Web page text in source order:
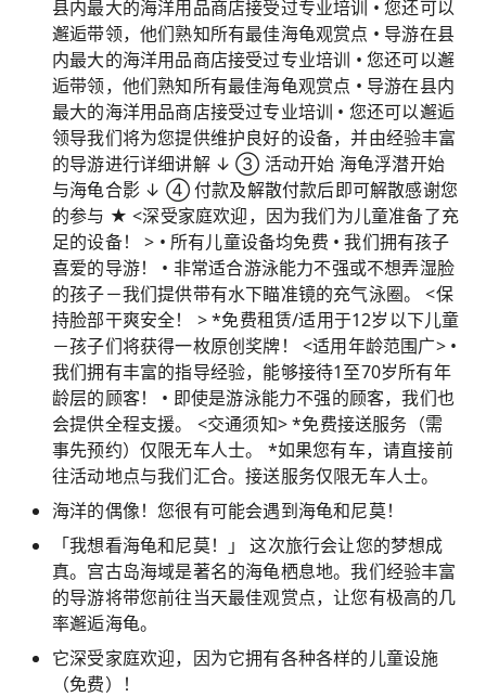
县内最大的海洋用品商店接受过专业培训 • 您还可以
邂逅带领，他们熟知所有最佳海龟观赏点 • 导游在县
内最大的海洋用品商店接受过专业培训 • 您还可以邂
逅带领，他们熟知所有最佳海龟观赏点 • 导游在县内
最大的海洋用品商店接受过专业培训 • 您还可以邂逅
领导我们将为您提供维护良好的设备，并由经验丰富
的导游进行详细讲解 ↓ ③ 活动开始 海龟浮潜开始
与海龟合影 ↓ ④ 付款及解散付款后即可解散感谢您
的参与 ★ <深受家庭欢迎，因为我们为儿童准备了充
足的设备！ > • 所有儿童设备均免费 • 我们拥有孩子
喜爱的导游！ • 非常适合游泳能力不强或不想弄湿脸
的孩子－我们提供带有水下瞄准镜的充气泳圈。 <保
持脸部干爽安全！ > *免费租赁/适用于12岁以下儿童
－孩子们将获得一枚原创奖牌！ <适用年龄范围广> •
我们拥有丰富的指导经验，能够接待1至70岁所有年
龄层的顾客！ • 即使是游泳能力不强的顾客，我们也
会提供全程支援。 <交通须知> *免费接送服务（需
事先预约）仅限无车人士。 *如果您有车，请直接前
往活动地点与我们汇合。接送服务仅限无车人士。
海洋的偶像！您很有可能会遇到海龟和尼莫！
「我想看海龟和尼莫！」 这次旅行会让您的梦想成
真。宫古岛海域是著名的海龟栖息地。我们经验丰富
的导游将带您前往当天最佳观赏点，让您有极高的几
率邂逅海龟。
它深受家庭欢迎，因为它拥有各种各样的儿童设施
（免费）！